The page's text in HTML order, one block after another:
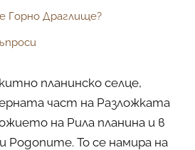
Горно Драглище?
планинско селце,
част на Разложката
на Рила планина и в
Родопите. То се намира на